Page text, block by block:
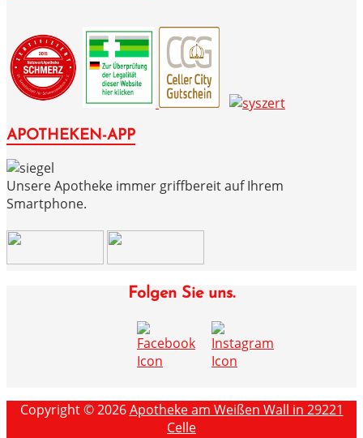
APOTHEKEN-APP
Unsere Apotheke immer griffbereit auf Ihrem
Smartphone.
Folgen Sie uns.
Copyright © 2026Apotheke am Weißen Wall in 29221
Celle